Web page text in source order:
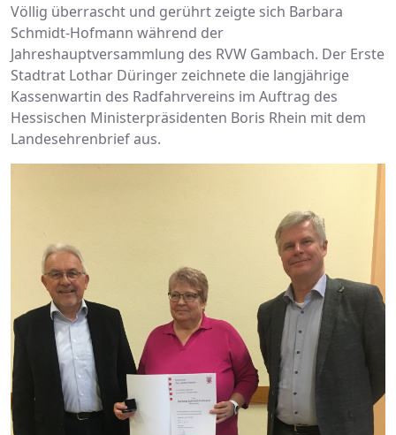
Völlig überrascht und gerührt zeigte sich Barbara
Schmidt-Hofmann während der
Jahreshauptversammlung des RVW Gambach. Der Erste
Stadtrat Lothar Düringer zeichnete die langjährige
Kassenwartin des Radfahrvereins im Auftrag des
Hessischen Ministerpräsidenten Boris Rhein mit dem
Landesehrenbrief aus.